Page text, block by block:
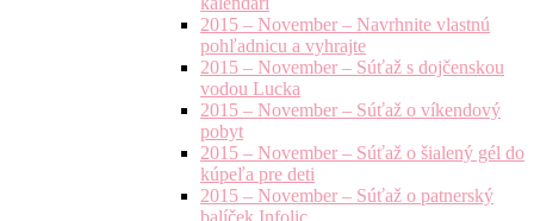
2015 – November – Navrhnite vlastnú
pohľadnicu a vyhrajte
2015 – November – Súťaž s dojčenskou
vodou Lucka
2015 – November – Súťaž o víkendový
pobyt
2015 – November – Súťaž o šialený gél do
kúpeľa pre deti
2015 – November – Súťaž o patnerský
balíček Infolic